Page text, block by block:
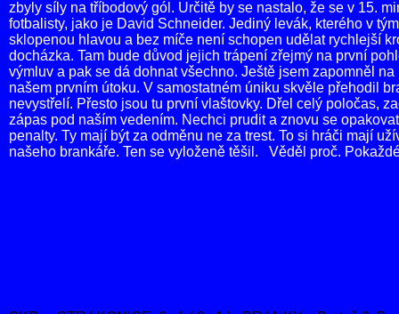
zbyly síly na tříbodový gól. Určitě by se nastalo, že se v 15.
fotbalisty, jako je David Schneider. Jediný levák, kterého v
sklopenou hlavou a bez míče není schopen udělat rychlejší
docházka. Tam bude důvod jejich trápení zřejmý na první
výmluv a pak se dá dohnat všechno. Ještě jsem zapomněl
našem prvním útoku. V samostatném úniku skvěle přehodil
nevystřelí. Přesto jsou tu první vlaštovky. Dřel celý poločas,
zápas pod naším vedením. Nechci prudit a znovu se
penalty. Ty mají být za odměnu ne za trest. To si hráči mají
našeho brankáře. Ten se vyloženě těšil. Věděl proč.